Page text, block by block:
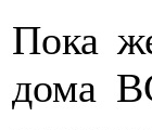
Пока
дома